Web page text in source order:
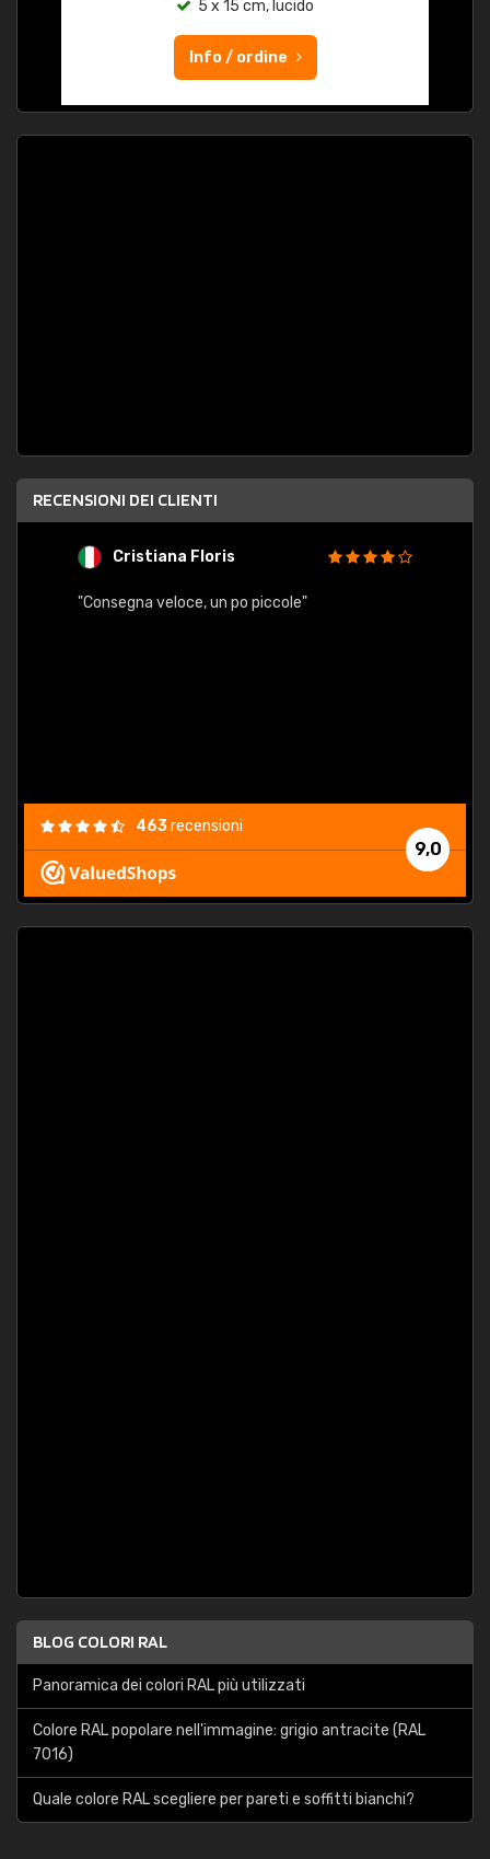
5 x 15 cm, lucido
Info / ordine
RECENSIONI DEI CLIENTI
Cristiana Floris
"Consegna veloce, un po piccole"
9,0
463recensioni
BLOG COLORI RAL
Panoramica dei colori RAL più utilizzati
Colore RAL popolare nell'immagine: grigio antracite (RAL
7016)
Quale colore RAL scegliere per pareti e soffitti bianchi?